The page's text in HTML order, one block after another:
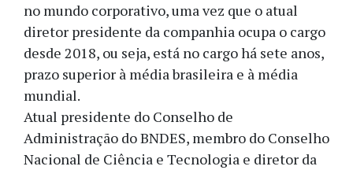
no mundo corporativo, uma vez que o atual
diretor presidente da companhia ocupa o cargo
desde 2018, ou seja, está no cargo há sete anos,
prazo superior à média brasileira e à média
mundial.
Atual presidente do Conselho de
Administração do BNDES, membro do Conselho
Nacional de Ciência e Tecnologia e diretor da